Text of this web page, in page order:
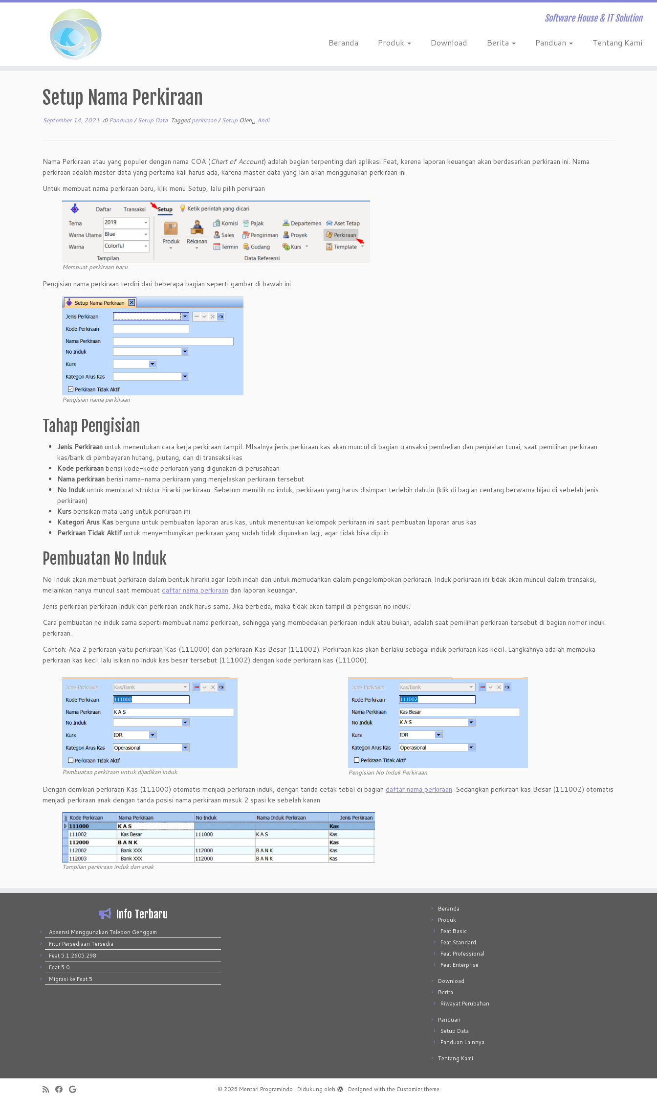
Software House & IT Solution
Beranda Produk Download Berita Panduan Tentang Kami
Setup Nama Perkiraan
September 14, 2021 di Panduan/Setup Data Taggedperkiraan/Setup Oleh␣ Andi
Nama Perkiraan atau yang populer dengan nama COA (Chart of Account) adalah bagian terpenting dari aplikasi Feat, karena laporan keuangan akan berdasarkan perkiraan ini. Nama
perkiraan adalah master data yang pertama kali harus ada, karena master data yang lain akan menggunakan perkiraan ini
Untuk membuat nama perkiraan baru, klik menu Setup, lalu pilih perkiraan
Membuat perkiraan baru
Pengisian nama perkiraan terdiri dari beberapa bagian seperti gambar di bawah ini
Pengisian nama perkiraan
Tahap Pengisian
Jenis Perkiraan untuk menentukan cara kerja perkiraan tampil. MIsalnya jenis perkiraan kas akan muncul di bagian transaksi pembelian dan penjualan tunai, saat pemilihan perkiraan
kas/bank di pembayaran hutang, piutang, dan di transaksi kas
Kode perkiraan berisi kode-kode perkiraan yang digunakan di perusahaan
Nama perkiraan berisi nama-nama perkiraan yang menjelaskan perkiraan tersebut
No Induk untuk membuat struktur hirarki perkiraan. Sebelum memilih no induk, perkiraan yang harus disimpan terlebih dahulu (klik di bagian centang berwarna hijau di sebelah jenis
perkiraan)
Kurs berisikan mata uang untuk perkiraan ini
Kategori Arus Kas berguna untuk pembuatan laporan arus kas, untuk menentukan kelompok perkiraan ini saat pembuatan laporan arus kas
Perkiraan Tidak Aktifuntuk menyembunyikan perkiraan yang sudah tidak digunakan lagi, agar tidak bisa dipilih
Pembuatan No Induk
No Induk akan membuat perkiraan dalam bentuk hirarki agar lebih indah dan untuk memudahkan dalam pengelompokan perkiraan. Induk perkiraan ini tidak akan muncul dalam transaksi,
melainkan hanya muncul saat membuat daftar nama perkiraan dan laporan keuangan.
Jenis perkiraan perkiraan induk dan perkiraan anak harus sama. Jika berbeda, maka tidak akan tampil di pengisian no induk.
Cara pembuatan no induk sama seperti membuat nama perkiraan, sehingga yang membedakan perkiraan induk atau bukan, adalah saat pemilihan perkiraan tersebut di bagian nomor induk
perkiraan.
Contoh: Ada 2 perkiraan yaitu perkiraan Kas (111000) dan perkiraan Kas Besar (111002). Perkiraan kas akan berlaku sebagai induk perkiraan kas kecil. Langkahnya adalah membuka
perkiraan kas kecil lalu isikan no induk kas besar tersebut (111002) dengan kode perkiraan kas (111000).
Pembuatan perkiraan untuk dijadikan induk Pengisian No Induk Perkiraan
Dengan demikian perkiraan Kas (111000) otomatis menjadi perkiraan induk, dengan tanda cetak tebal di bagian daftar nama perkiraan. Sedangkan perkiraan kas Besar (111002) otomatis
menjadi perkiraan anak dengan tanda posisi nama perkiraan masuk 2 spasi ke sebelah kanan
Tampilan perkiraan induk dan anak
Info Terbaru
Absensi Menggunakan Telepon Genggam
Fitur Persediaan Tersedia
Feat 5.1.2605.298
Feat 5.0
Migrasi ke Feat 5
Beranda
Produk
Feat Basic
Feat Standard
Feat Professional
Feat Enterprise
Download
Berita
Riwayat Perubahan
Panduan
Setup Data
Panduan Lainnya
Tentang Kami
· © 2026 Mentari Programindo · Didukung oleh · Designed with the Customizr theme ·